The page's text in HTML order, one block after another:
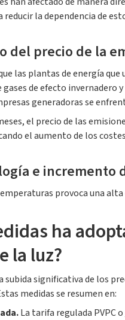
la dependencia de
del precio de la
las plantas de energía
gases de efecto
generadoras se
el precio de las
el aumento de los
e incremento
provoca una
ha
la luz?
subida significativa de los
medidas se resumen en:
La tarifa regulada PVPC o